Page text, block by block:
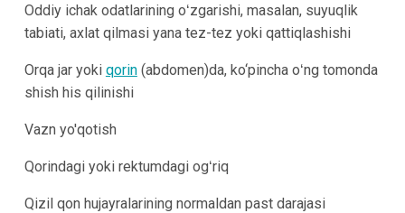
Oddiy ichak odatlarining oʻzgarishi, masalan, suyuqlik
tabiati, axlat qilmasi yana tez-tez yoki qattiqlashishi
Orqa jar yoki qorin(abdomen)da, ko‘pincha oʻng tomonda
shish his qilinishi
Vazn yo'qotish
Qorindagi yoki rektumdagi ogʻriq
Qizil qon hujayralarining normaldan past darajasi